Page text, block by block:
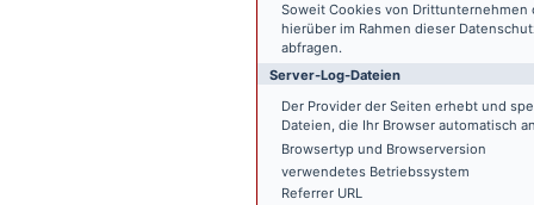
Soweit Cookies von
hierüber im Rahmen dieser
abfragen.
Server-Log-Dateien
Der Provider der Seiten erhebt und
Dateien, die Ihr Browser automatisch
Browsertyp und Browserversion
verwendetes Betriebssystem
Referrer URL